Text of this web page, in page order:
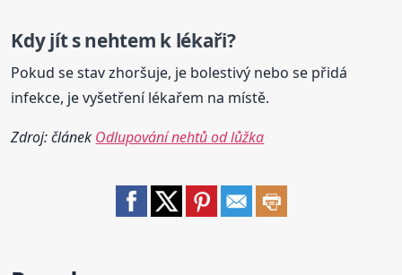
Kdy jít s nehtem k lékaři?
Pokud se stav zhoršuje, je bolestivý nebo se přidá
infekce, je vyšetření lékařem na místě.
Zdroj: článek Odlupování nehtů od lůžka